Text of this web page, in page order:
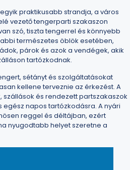
praktikusabb strandja, a város
vezető tengerparti szakaszon
szó, tiszta tengerrel és könnyebb
természetes öblök esetében,
párok és azok a vendégek, akik
tartózkodnak.
sétányt és szolgáltatásokat
kellene terveznie az érkezést. A
és rendezett partszakaszok
napos tartózkodásra. A nyári
reggel és déltájban, ezért
nyugodtabb helyet szeretne a